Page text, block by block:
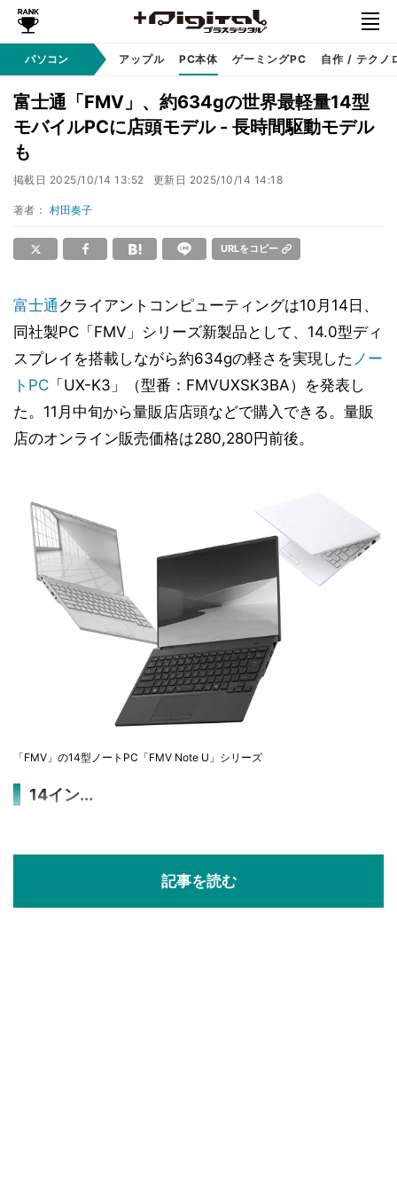
パソコンWindows アップル PC本体 ゲーミングPC 自作 / テクノ
富士通「FMV」、約634gの世界最軽量14型
モバイルPCに店頭モデル - 長時間駆動モデル
も
掲載日 2025/10/14 13:52 更新日 2025/10/14 14:18
著者： 村田奏子
URLをコピー
富士通 クライアントコンピューティングは10月14日、
同社製PC「FMV」シリーズ新製品として、14.0型ディ
スプレイを搭載しながら約634gの軽さを実現した ノー
トPC 「UX-K3」（型番：FMVUXSK3BA）を発表し
た。11月中旬から量販店店頭などで購入できる。量販
店のオンライン販売価格は280,280円前後。
「FMV」の14型ノートPC「FMV Note U」シリーズ
14イン...
記事を読む